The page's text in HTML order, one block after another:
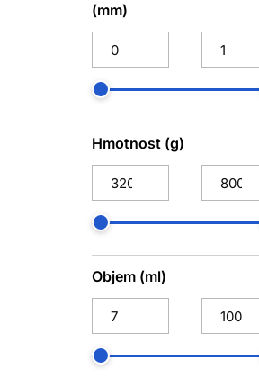
(mm)
Hmotnost (g)
Objem (ml)